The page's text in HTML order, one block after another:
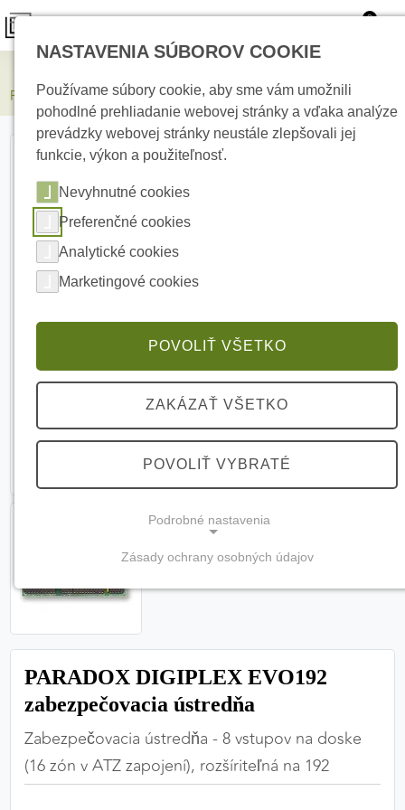
0
PARADOX DIGIPLEX EVO192 zabezpečovacia ústredňa
PARADOX DIGIPLEX EVO192
zabezpečovacia ústredňa
Zabezpečovacia ústredňa - 8 vstupov na doske
(16 zón v ATZ zapojení), rozšíriteľná na 192
NASTAVENIA SÚBOROV COOKIE
Používame súbory cookie, aby sme vám umožnili
pohodlné prehliadanie webovej stránky a vďaka analýze
prevádzky webovej stránky neustále zlepšovali jej
funkcie, výkon a použiteľnosť.
Nevyhnutné cookies
Preferenčné cookies
Analytické cookies
Marketingové cookies
POVOLIŤ VŠETKO
ZAKÁZAŤ VŠETKO
POVOLIŤ VYBRATÉ
Podrobné nastavenia
(vždy aktívne, nemožno vypnúť)
Tieto cookies sú potrebné na správne fungovanie
zabezpečiť jej plnú funkčnosť.
Zásady ochrany osobných údajov